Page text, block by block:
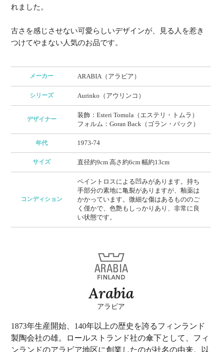
れました。
古さを感じさせない可愛らしいデザインが、見る人を惹き
つけてやまない人気のお品です。
メーカー ARABIA（アラビア）
シリーズ Aurinko（アウリンコ）
デザイナー
装飾：Esteri Tomula（エステリ・トムラ）
フォルム：Goran Back（ゴラン・バック）
年代 1973-74
サイズ 直径約9cm 高さ約6cm 幅約13cm
コンディション
ペイントロスによる凹みがあります。持ち
手部分の素地に亀裂がありますが、釉薬は
かかっています。微細な傷はあるもののご
く僅かで、色艶もしっかりあり、非常に良
い状態です。
Arabia
アラビア
1873年生産開始、140年以上の歴史を誇るフィンランド
製陶会社の雄。ロールストランド社の傘下として、フィ
ンランドのアラビア地区に創業したのが社名の由来。以